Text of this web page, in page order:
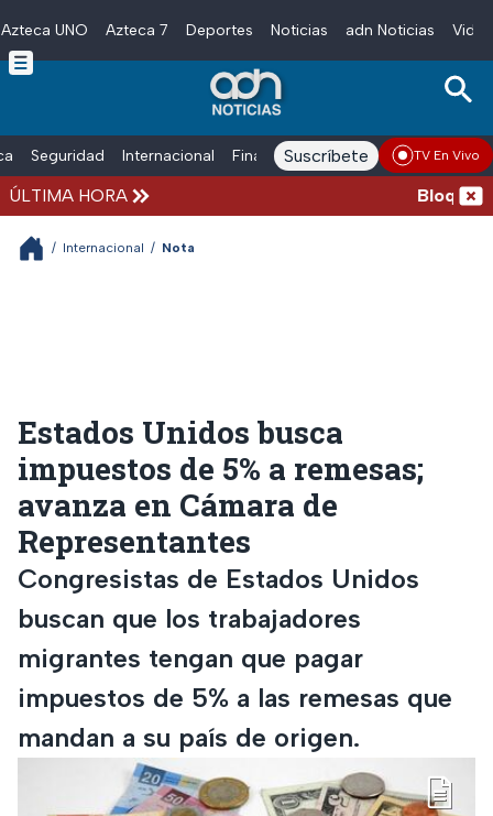
Skip to main content
Azteca UNO Azteca 7 Deportes Noticias adn Noticias
Seguridad Internacional Finanzas adn Noticias Radio
Suscríbete TV En Vivo
ÚLTIMA HORA Bloqueos
/ Internacional / Nota
Estados Unidos busca
impuestos de 5% a remesas;
avanza en Cámara de
Representantes
Congresistas de Estados Unidos
buscan que los trabajadores
migrantes tengan que pagar
impuestos de 5% a las remesas que
mandan a su país de origen.